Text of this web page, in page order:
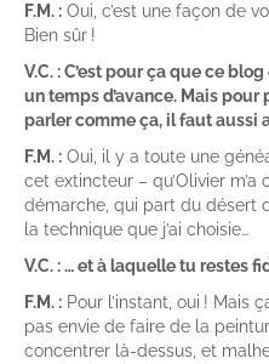
F.M. : Oui, c’est une façon de
Bien sûr !
V.C. : C’est pour ça que ce
un temps d’avance. Mais
parler comme ça, il faut aussi
F.M. : Oui, il y a toute une
cet extincteur – qu’Olivier
démarche, qui part du désert
la technique que j’ai choisie…
V.C. : … et à laquelle tu restes
F.M. : Pour l’instant, oui ! Mais
pas envie de faire de la
concentrer là-dessus, et